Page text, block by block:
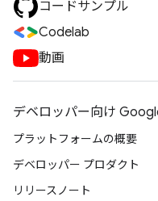
コードサンプル
Codelab
動画
デベロッパー向け
プラットフォームの概要
デベロッパー プロダクト
リリースノート